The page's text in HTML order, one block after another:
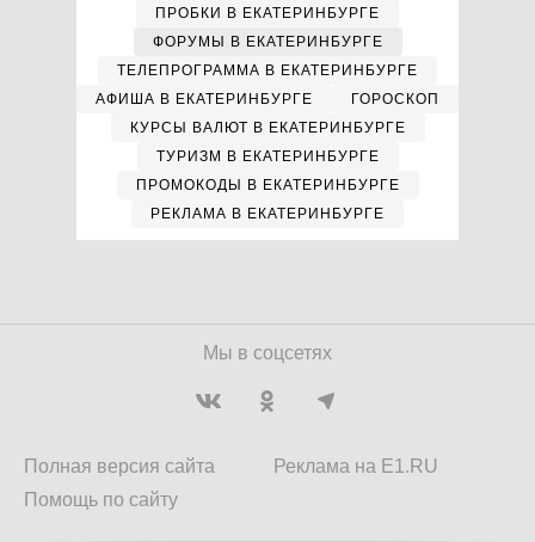
ПРОБКИ В ЕКАТЕРИНБУРГЕ
ФОРУМЫ В ЕКАТЕРИНБУРГЕ
ТЕЛЕПРОГРАММА В ЕКАТЕРИНБУРГЕ
АФИША В ЕКАТЕРИНБУРГЕ
ГОРОСКОП
КУРСЫ ВАЛЮТ В ЕКАТЕРИНБУРГЕ
ТУРИЗМ В ЕКАТЕРИНБУРГЕ
ПРОМОКОДЫ В ЕКАТЕРИНБУРГЕ
РЕКЛАМА В ЕКАТЕРИНБУРГЕ
Мы в соцсетях
Полная версия сайта
Помощь по сайту
Реклама на E1.RU